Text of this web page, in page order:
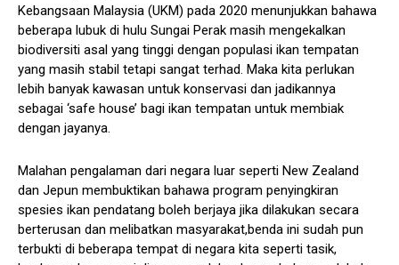
Kebangsaan Malaysia (UKM) pada 2020 menunjukkan bahawa
beberapa lubuk di hulu Sungai Perak masih mengekalkan
biodiversiti asal yang tinggi dengan populasi ikan tempatan
yang masih stabil tetapi sangat terhad. Maka kita perlukan
lebih banyak kawasan untuk konservasi dan jadikannya
sebagai ‘safe house’ bagi ikan tempatan untuk membiak
dengan jayanya.
Malahan pengalaman dari negara luar seperti New Zealand
dan Jepun membuktikan bahawa program penyingkiran
spesies ikan pendatang boleh berjaya jika dilakukan secara
berterusan dan melibatkan masyarakat,benda ini sudah pun
terbukti di beberapa tempat di negara kita seperti tasik,